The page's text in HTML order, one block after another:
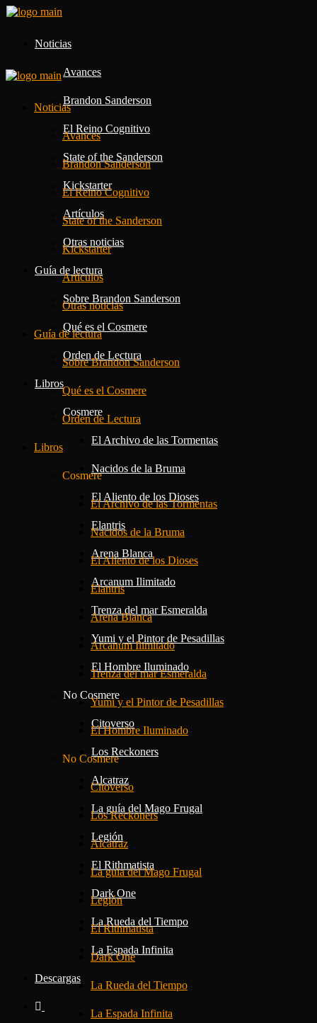
Noticias
Avances
Brandon Sanderson
El Reino Cognitivo
State of the Sanderson
Kickstarter
Artículos
Otras noticias
Guía de lectura
Sobre Brandon Sanderson
Qué es el Cosmere
Orden de Lectura
Libros
Cosmere
El Archivo de las Tormentas
Nacidos de la Bruma
El Aliento de los Dioses
Elantris
Arena Blanca
Arcanum Ilimitado
Trenza del mar Esmeralda
Yumi y el Pintor de Pesadillas
El Hombre Iluminado
No Cosmere
Citoverso
Los Reckoners
Alcatraz
La guía del Mago Frugal
Legión
El Rithmatista
Dark One
La Rueda del Tiempo
La Espada Infinita
Descargas
Noticias
Avances
Brandon Sanderson
El Reino Cognitivo
State of the Sanderson
Kickstarter
Artículos
Otras noticias
Guía de lectura
Sobre Brandon Sanderson
Qué es el Cosmere
Orden de Lectura
Libros
Cosmere
El Archivo de las Tormentas
Nacidos de la Bruma
El Aliento de los Dioses
Elantris
Arena Blanca
Arcanum Ilimitado
Trenza del mar Esmeralda
Yumi y el Pintor de Pesadillas
El Hombre Iluminado
No Cosmere
Citoverso
Los Reckoners
Alcatraz
La guía del Mago Frugal
Legión
El Rithmatista
Dark One
La Rueda del Tiempo
La Espada Infinita